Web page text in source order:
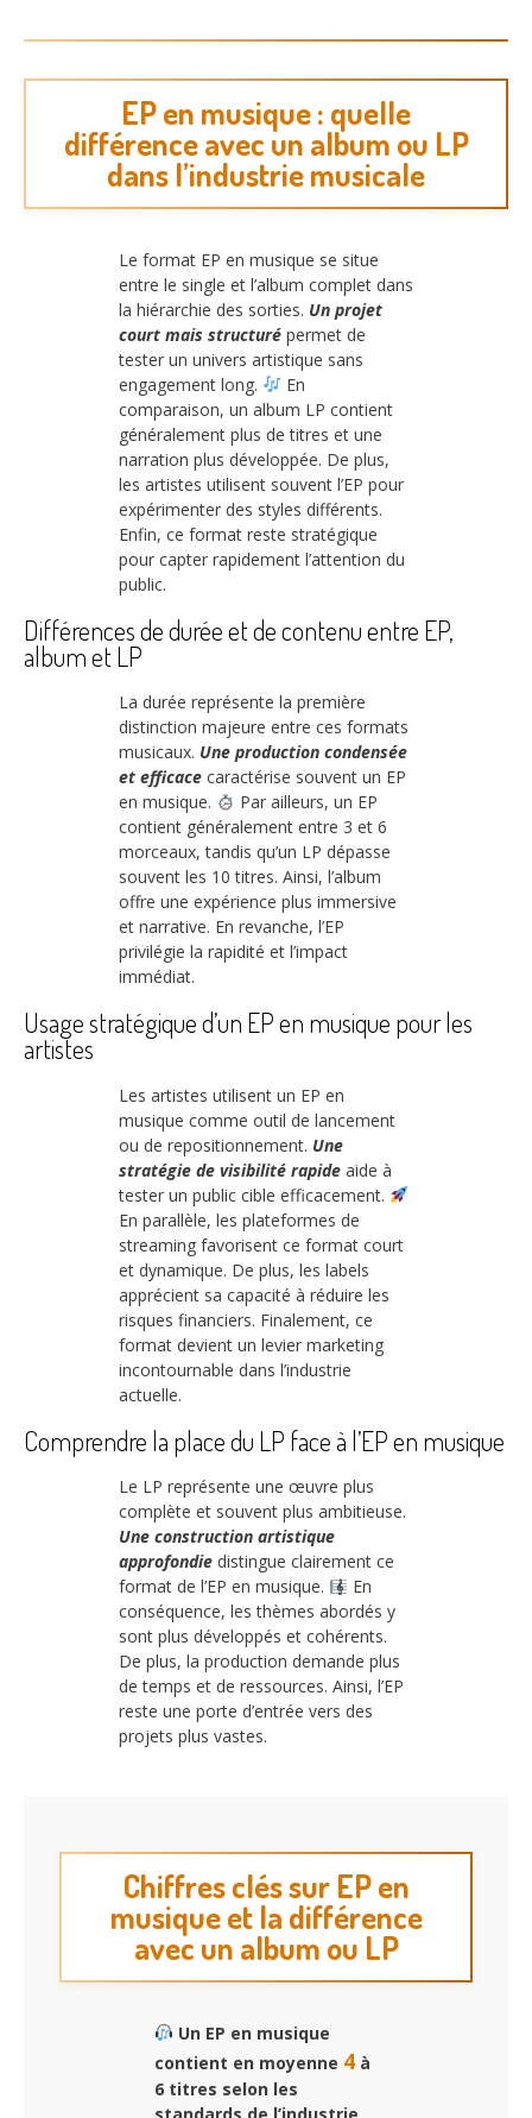
EP en musique : quelle
différence avec un album ou LP
dans l’industrie musicale
Le format EP en musique se situe
entre le single et l’album complet dans
la hiérarchie des sorties. Un projet
court mais structuré permet de
tester un univers artistique sans
engagement long.
En
comparaison, un album LP contient
généralement plus de titres et une
narration plus développée. De plus,
les artistes utilisent souvent l’EP pour
expérimenter des styles différents.
Enfin, ce format reste stratégique
pour capter rapidement l’attention du
public.
Différences de durée et de contenu entre EP,
album et LP
La durée représente la première
distinction majeure entre ces formats
musicaux. Une production condensée
et efficace caractérise souvent un EP
en musique.
Par ailleurs, un EP
contient généralement entre 3 et 6
morceaux, tandis qu’un LP dépasse
souvent les 10 titres. Ainsi, l’album
offre une expérience plus immersive
et narrative. En revanche, l’EP
privilégie la rapidité et l’impact
immédiat.
Usage stratégique d’un EP en musique pour les
artistes
Les artistes utilisent un EP en
musique comme outil de lancement
ou de repositionnement. Une
stratégie de visibilité rapide aide à
tester un public cible efficacement.
En parallèle, les plateformes de
streaming favorisent ce format court
et dynamique. De plus, les labels
apprécient sa capacité à réduire les
risques financiers. Finalement, ce
format devient un levier marketing
incontournable dans l’industrie
actuelle.
Comprendre la place du LP face à l’EP en musique
Le LP représente une œuvre plus
complète et souvent plus ambitieuse.
Une construction artistique
approfondie distingue clairement ce
format de l’EP en musique.
En
conséquence, les thèmes abordés y
sont plus développés et cohérents.
De plus, la production demande plus
de temps et de ressources. Ainsi, l’EP
reste une porte d’entrée vers des
projets plus vastes.
Chiffres clés sur EP en
musique et la différence
avec un album ou LP
Un EP en musique
contient en moyenne 4 à
6 titres selon les